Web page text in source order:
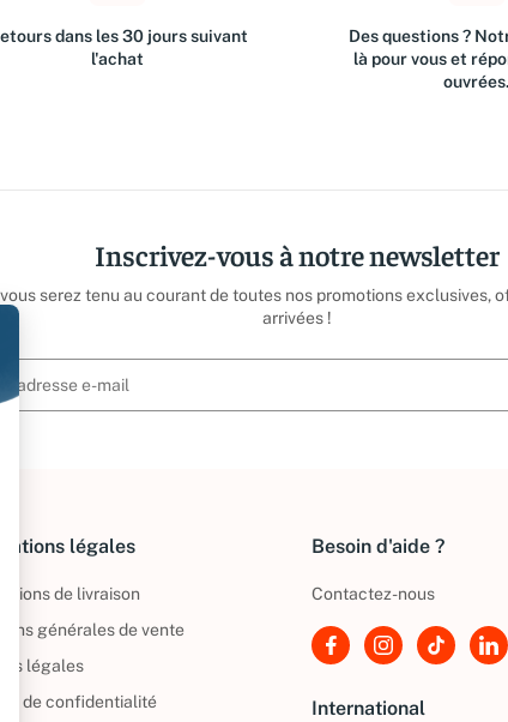
dans les 30 jours suivant
l'achat
Des questions ?
là pour vous et
ouvrées.
Inscrivez-vous à notre newsletter
serez tenu au courant de toutes nos promotions exclusives,
arrivées !
légales
de livraison
générales de vente
légales
de confidentialité
Besoin d'aide ?
Contactez-nous
International